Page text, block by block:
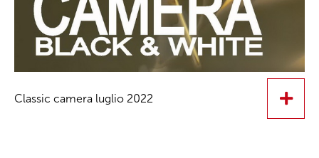
Classic camera luglio 2022